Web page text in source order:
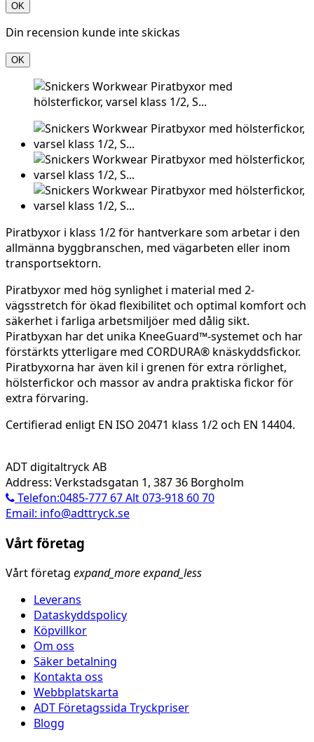
OK
Din recension kunde inte skickas
OK
Piratbyxor i klass 1/2 för hantverkare som arbetar i den
allmänna byggbranschen, med vägarbeten eller inom
transportsektorn.
Piratbyxor med hög synlighet i material med 2-
vägsstretch för ökad flexibilitet och optimal komfort och
säkerhet i farliga arbetsmiljöer med dålig sikt.
Piratbyxan har det unika KneeGuard™-systemet och har
förstärkts ytterligare med CORDURA® knäskyddsfickor.
Piratbyxorna har även kil i grenen för extra rörlighet,
hölsterfickor och massor av andra praktiska fickor för
extra förvaring.
Certifierad enligt EN ISO 20471 klass 1/2 och EN 14404.
ADT digitaltryck AB
Address: Verkstadsgatan 1, 387 36 Borgholm
Telefon:0485-777 67 Alt 073-918 60 70
Email: info@adttryck.se
Vårt företag
Vårt företag expand_moreexpand_less
Leverans
Dataskyddspolicy
Köpvillkor
Om oss
Säker betalning
Kontakta oss
Webbplatskarta
ADT Företagssida Tryckpriser
Blogg